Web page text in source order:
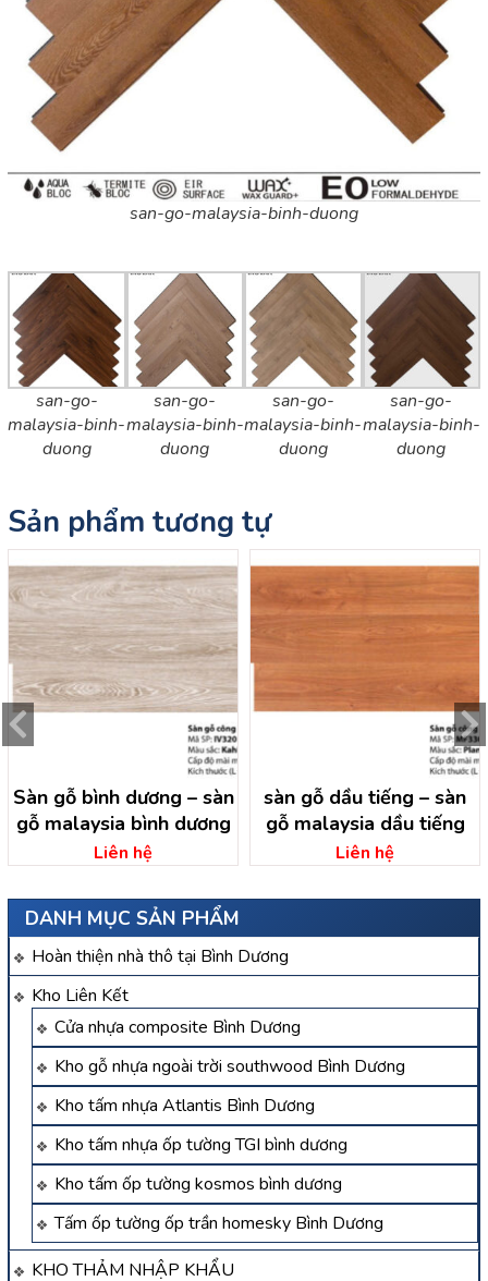
DANH MỤC SẢN PHẨM
Hoàn thiện nhà thô tại Bình Dương
Kho Liên Kết
Cửa nhựa composite Bình Dương
Kho gỗ nhựa ngoài trời southwood Bình Dương
Kho tấm nhựa Atlantis Bình Dương
Kho tấm nhựa ốp tường TGI bình dương
Kho tấm ốp tường kosmos bình dương
Tấm ốp tường ốp trần homesky Bình Dương
KHO THẢM NHẬP KHẨU
san-go-malaysia-binh-duong
san-go-
malaysia-binh-
duong
san-go-
malaysia-binh-
duong
san-go-
malaysia-binh-
duong
san-go-
malaysia-binh-
duong
Sản phẩm tương tự
Sàn gỗ bình dương – sàn
gỗ malaysia bình dương
Liên hệ
sàn gỗ dầu tiếng – sàn
gỗ malaysia dầu tiếng
Liên hệ